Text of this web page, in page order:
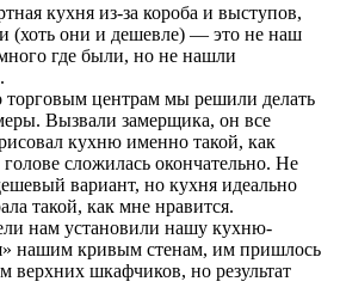
кухня из-за короба и выступов,
(хоть они и дешевле) — это не наш
где были, но не нашли
торговым центрам мы решили делать
Вызвали замерщика, он все
кухню именно такой, как
сложилась окончательно. Не
вариант, но кухня идеально
такой, как мне нравится.
нам установили нашу кухню-
нашим кривым стенам, им пришлось
верхних шкафчиков, но результат